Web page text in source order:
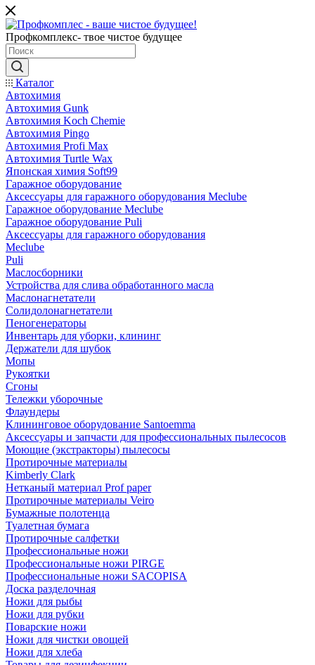
Профкомплекс- твое чистое будущее
Каталог
Автохимия
Автохимия Gunk
Автохимия Koch Chemie
Автохимия Pingo
Автохимия Profi Max
Автохимия Turtle Wax
Японская химия Soft99
Гаражное оборудование
Аксессуары для гаражного оборудования Meclube
Гаражное оборудование Meclube
Гаражное оборудование Puli
Аксессуары для гаражного оборудования
Meclube
Puli
Маслосборники
Устройства для слива обработанного масла
Маслонагнетатели
Солидолонагнетатели
Пеногенераторы
Инвентарь для уборки, клининг
Держатели для шубок
Мопы
Рукоятки
Сгоны
Тележки уборочные
Флаундеры
Клининговое оборудование Santoemma
Аксессуары и запчасти для профессиональных пылесосов
Моющие (экстракторы) пылесосы
Протирочные материалы
Kimberly Clark
Нетканый материал Prof paper
Протирочные материалы Veiro
Бумажные полотенца
Туалетная бумага
Протирочные салфетки
Профессиональные ножи
Профессиональные ножи PIRGE
Профессиональные ножи SACOPISA
Доска разделочная
Ножи для рыбы
Ножи для рубки
Поварские ножи
Ножи для чистки овощей
Ножи для хлеба